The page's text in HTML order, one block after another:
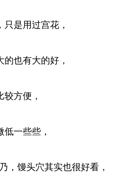
是用过宫花，
也有大的好，
方便，
一些些，
，馒头穴其实也很好看，